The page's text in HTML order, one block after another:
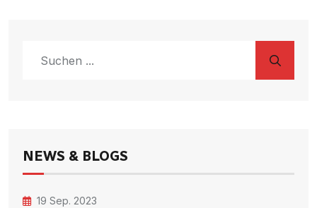
NEWS & BLOGS
19 Sep. 2023